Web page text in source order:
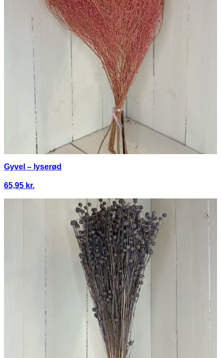
Gyvel – lyserød
65,95 kr.